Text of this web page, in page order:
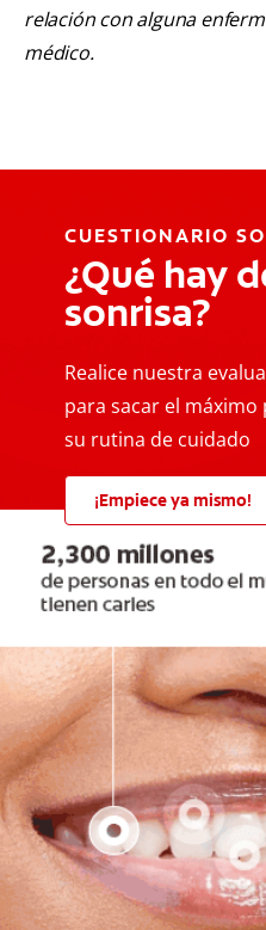
relación con alguna
médico.
CUESTIONARIO
¿Qué hay
sonrisa?
Realice nuestra
para sacar el máximo
su rutina de cuidado
¡Empiece ya mismo!